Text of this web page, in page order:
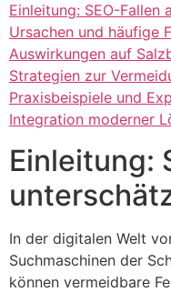
Einleitung: SEO-Fallen
Ursachen und häufige
Auswirkungen auf
Strategien zur
Praxisbeispiele und
Integration moderner
Einleitung:
In der digitalen Welt
Suchmaschinen der
können vermeidbare